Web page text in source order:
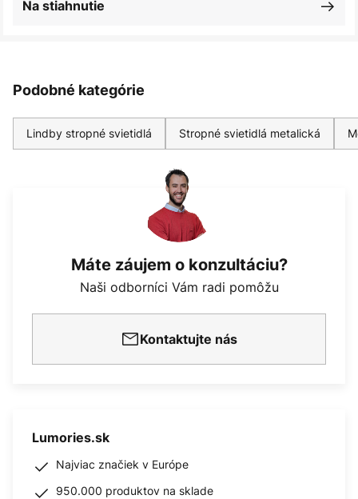
Na stiahnutie
Podobné kategórie
Lindby stropné svietidlá Stropné svietidlá metalická
Máte záujem o konzultáciu?
Naši odborníci Vám radi pomôžu
Kontaktujte nás
Lumories.sk
Najviac značiek v Európe
950.000 produktov na sklade